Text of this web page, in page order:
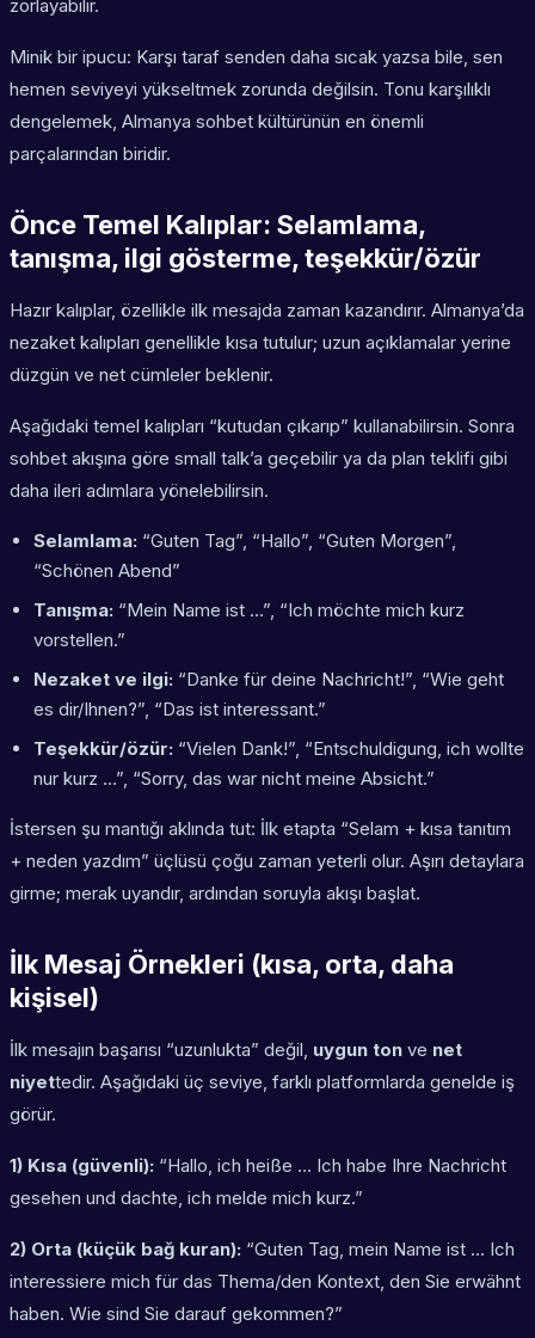
zorlayabilir.
Minik bir ipucu: Karşı taraf senden daha sıcak yazsa bile, sen
hemen seviyeyi yükseltmek zorunda değilsin. Tonu karşılıklı
dengelemek, Almanya sohbet kültürünün en önemli
parçalarından biridir.
Önce Temel Kalıplar: Selamlama,
tanışma, ilgi gösterme, teşekkür/özür
Hazır kalıplar, özellikle ilk mesajda zaman kazandırır. Almanya’da
nezaket kalıpları genellikle kısa tutulur; uzun açıklamalar yerine
düzgün ve net cümleler beklenir.
Aşağıdaki temel kalıpları “kutudan çıkarıp” kullanabilirsin. Sonra
sohbet akışına göre small talk’a geçebilir ya da plan teklifi gibi
daha ileri adımlara yönelebilirsin.
Selamlama: “Guten Tag”, “Hallo”, “Guten Morgen”,
“Schönen Abend”
Tanışma: “Mein Name ist …”, “Ich möchte mich kurz
vorstellen.”
Nezaket ve ilgi: “Danke für deine Nachricht!”, “Wie geht
es dir/Ihnen?”, “Das ist interessant.”
Teşekkür/özür: “Vielen Dank!”, “Entschuldigung, ich wollte
nur kurz …”, “Sorry, das war nicht meine Absicht.”
İstersen şu mantığı aklında tut: İlk etapta “Selam + kısa tanıtım
+ neden yazdım” üçlüsü çoğu zaman yeterli olur. Aşırı detaylara
girme; merak uyandır, ardından soruyla akışı başlat.
İlk Mesaj Örnekleri (kısa, orta, daha
kişisel)
İlk mesajın başarısı “uzunlukta” değil, uygun ton ve net
niyettedir. Aşağıdaki üç seviye, farklı platformlarda genelde iş
görür.
1) Kısa (güvenli): “Hallo, ich heiße … Ich habe Ihre Nachricht
gesehen und dachte, ich melde mich kurz.”
2) Orta (küçük bağ kuran): “Guten Tag, mein Name ist … Ich
interessiere mich für das Thema/den Kontext, den Sie erwähnt
haben. Wie sind Sie darauf gekommen?”